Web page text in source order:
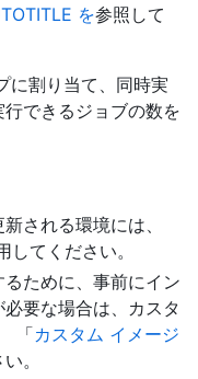
を参照して
に割り当て、同時実
できるジョブの数を
される環境には、
てください。
ために、事前にイン
要な場合は、カスタ
「カスタム イメージ
。